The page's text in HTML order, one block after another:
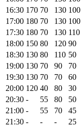
16:30 170 70 130 100
17:00 180 70 130 100
17:30 180 70 130 110
18:00 150 80 120 90
18:30 130 80 110 50
19:00 130 70 90 70
19:30 130 70 70 60
20:00 120 40 80 30
20:30 - 55 80 50
21:00 - 55 70 45
21:30 - - - 25